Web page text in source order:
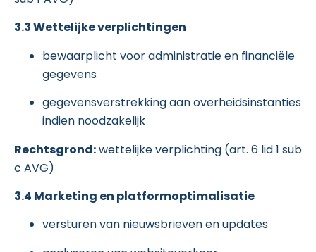
3.3 Wettelijke verplichtingen
bewaarplicht voor administratie en financiële
gegevens
gegevensverstrekking aan overheidsinstanties
indien noodzakelijk
Rechtsgrond:wettelijke verplichting (art. 6 lid 1 sub
c AVG)
3.4 Marketing en platformoptimalisatie
versturen van nieuwsbrieven en updates